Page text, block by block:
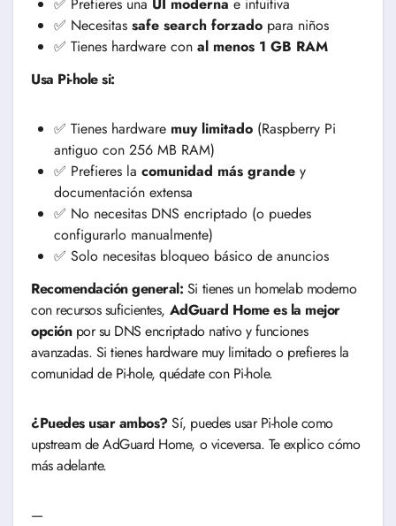
✅ Prefieres una UI moderna e intuitiva
✅ Necesitas safe search forzadopara niños
✅ Tienes hardware con al menos 1 GB RAM
Usa Pi-hole si:
✅ Tienes hardware muy limitado(Raspberry Pi
antiguo con 256 MB RAM)
✅ Prefieres la comunidad más grandey
documentación extensa
✅ No necesitas DNS encriptado (o puedes
configurarlo manualmente)
✅ Solo necesitas bloqueo básico de anuncios
Recomendación general: Si tienes un homelab moderno
con recursos suficientes, AdGuard Home es la mejor
opciónpor su DNS encriptado nativo y funciones
avanzadas. Si tienes hardware muy limitado o prefieres la
comunidad de Pi-hole, quédate con Pi-hole.
¿Puedes usar ambos?Sí, puedes usar Pi-hole como
upstream de AdGuard Home, o viceversa. Te explico cómo
más adelante.
—